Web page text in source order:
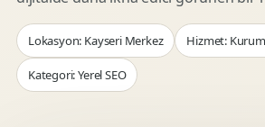
Lokasyon: Kayseri Merkez Hizmet:
Kategori: Yerel SEO